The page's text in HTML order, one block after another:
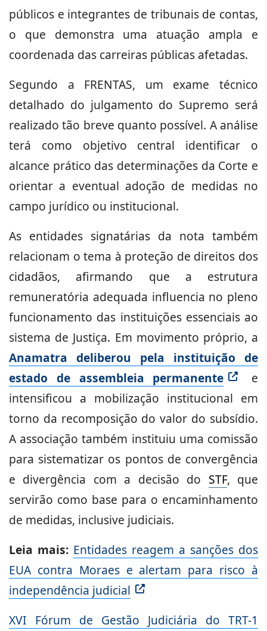
públicos e integrantes de tribunais de contas,
o que demonstra uma atuação ampla e
coordenada das carreiras públicas afetadas.
Segundo a FRENTAS, um exame técnico
detalhado do julgamento do Supremo será
realizado tão breve quanto possível. A análise
terá como objetivo central identificar o
alcance prático das determinações da Corte e
orientar a eventual adoção de medidas no
campo jurídico ou institucional.
As entidades signatárias da nota também
relacionam o tema à proteção de direitos dos
cidadãos, afirmando que a estrutura
remuneratória adequada influencia no pleno
funcionamento das instituições essenciais ao
sistema de Justiça. Em movimento próprio, a
Anamatra deliberou pela instituição de
estado de assembleia permanente
e
intensificou a mobilização institucional em
torno da recomposição do valor do subsídio.
A associação também instituiu uma comissão
para sistematizar os pontos de convergência
e divergência com a decisão do STF, que
servirão como base para o encaminhamento
de medidas, inclusive judiciais.
Leia mais: Entidades reagem a sanções dos
EUA contra Moraes e alertam para risco à
independência judicial
XVI Fórum de Gestão Judiciária do TRT-1